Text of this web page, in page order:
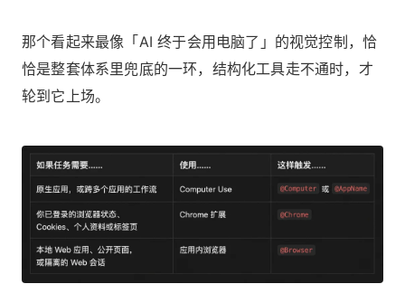
那个看起来最像「AI 终于会用电脑了」的视觉控制，恰
恰是整套体系里兜底的一环，结构化工具走不通时，才
轮到它上场。